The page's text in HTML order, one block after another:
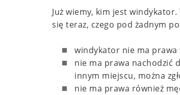
Już wiemy, kim jest
się teraz, czego pod żadnym
windykator nie ma prawa
nie ma prawa nachodzić
innym miejscu, można
nie ma prawa również